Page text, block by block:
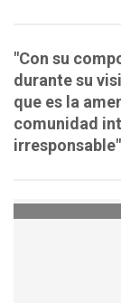
"Con su
durante su
que es la
comunidad